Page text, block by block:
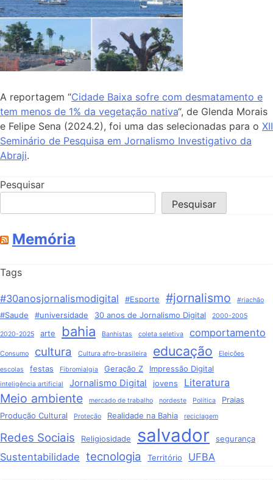
A reportagem “Cidade Baixa sofre com desmatamento e
tem menos de 1% da vegetação nativa“, de Glenda Morais
e Felipe Sena (2024.2), foi uma das selecionadas para o XII
Seminário de Pesquisa em Jornalismo Investigativo da
Abraji.
Pesquisar
Pesquisar
Memória
Tags
#30anosjornalismodigital #Esporte #jornalismo #riachão
#Saude #universidade 30 anos de Jornalismo Digital 2000-2005
2020-2025 arte bahia Banhistas coleta seletiva comportamento
Consumo cultura Cultura afro-brasileira educação
Eleições
escolas
festas Fibromialgia Geração Z Impressão Digital
inteligência artificial Jornalismo Digital jovens Literatura
Meio ambiente mercado de trabalho nordeste Política
Praias
Produção Cultural
Proteção Realidade na Bahia reciclagem
Redes Sociais Religiosidade salvador segurança
Sustentabilidade tecnologia Território UFBA